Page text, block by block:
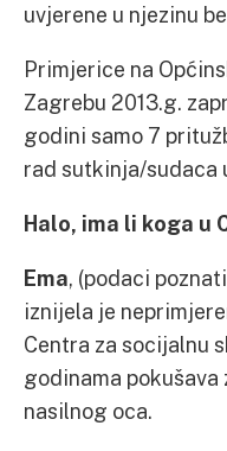
uvjerene u njezinu
Primjerice na
Zagrebu 2013.g.
godini samo 7
rad sutkinja/sudaca
Halo, ima li koga u
Ema, (podaci
iznijela je
Centra za socijalnu
godinama
nasilnog oca.